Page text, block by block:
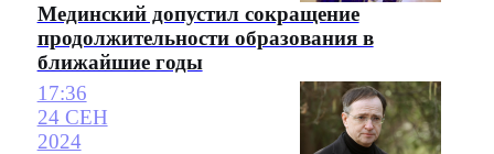
Мединский допустил сокращение
продолжительности образования в
ближайшие годы
17:36
24 СЕН
2024